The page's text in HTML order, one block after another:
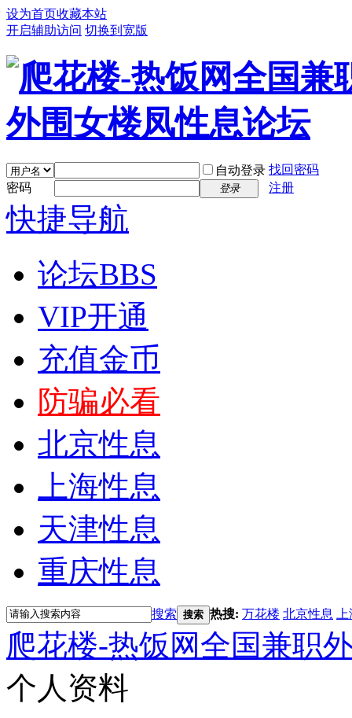
设为首页收藏本站
开启辅助访问 切换到宽版
自动登录 找回密码
密码
登录 注册
快捷导航
论坛BBS
VIP开通
充值金币
防骗必看
北京性息
上海性息
天津性息
重庆性息
搜索 搜索 热搜: 万花楼 北京性息
爬花楼-热饭网全国兼职
个人资料